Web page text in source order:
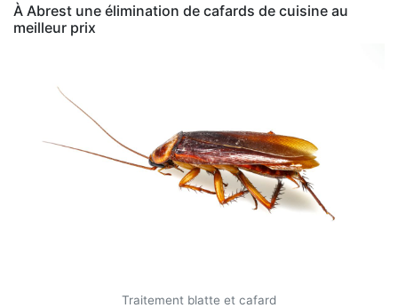
À Abrest une élimination de cafards de cuisine au
meilleur prix
Traitement blatte et cafard